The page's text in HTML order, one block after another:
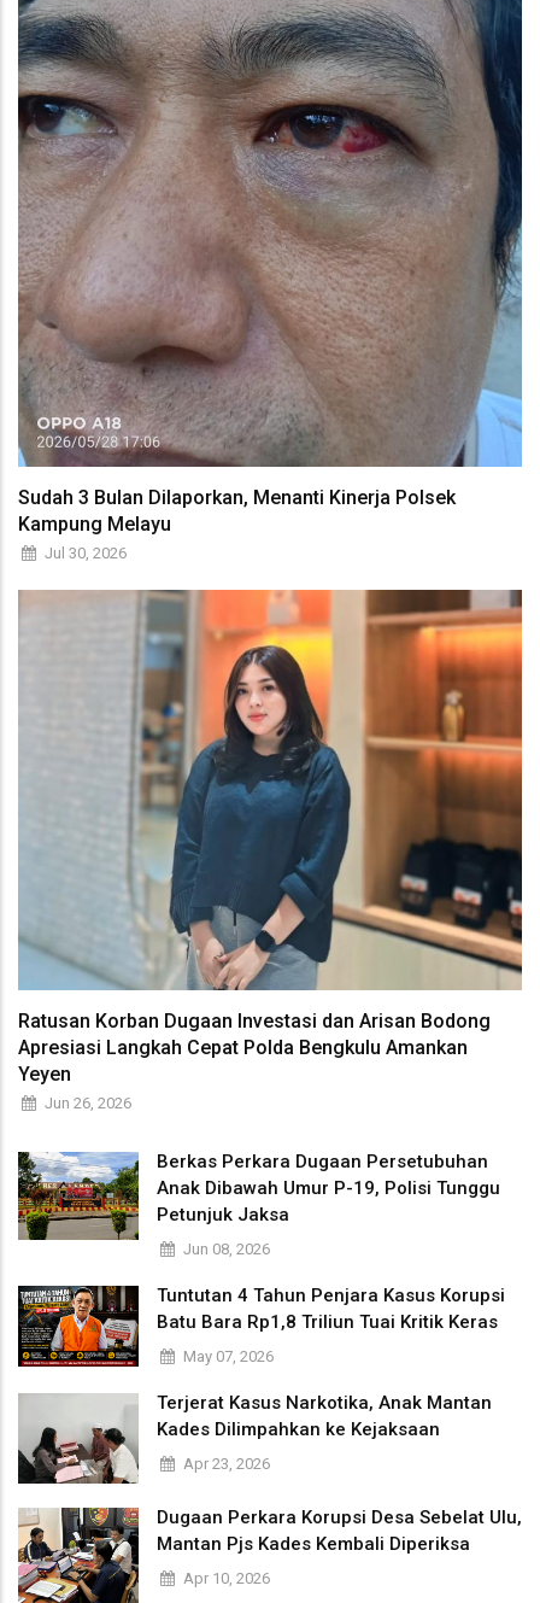
Sudah 3 Bulan Dilaporkan, Menanti Kinerja Polsek
Kampung Melayu
Jul 30, 2026
Ratusan Korban Dugaan Investasi dan Arisan Bodong
Apresiasi Langkah Cepat Polda Bengkulu Amankan
Yeyen
Jun 26, 2026
Berkas Perkara Dugaan Persetubuhan
Anak Dibawah Umur P-19, Polisi Tunggu
Petunjuk Jaksa
Jun 08, 2026
Tuntutan 4 Tahun Penjara Kasus Korupsi
Batu Bara Rp1,8 Triliun Tuai Kritik Keras
May 07, 2026
Terjerat Kasus Narkotika, Anak Mantan
Kades Dilimpahkan ke Kejaksaan
Apr 23, 2026
Dugaan Perkara Korupsi Desa Sebelat Ulu,
Mantan Pjs Kades Kembali Diperiksa
Apr 10, 2026